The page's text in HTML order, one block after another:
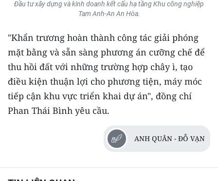
Đầu tư xây dựng và kinh doanh kết cấu hạ tầng Khu công nghiệp
Tam Anh-An An Hòa.
"Khẩn trương hoàn thành công tác giải phóng
mặt bằng và sẵn sàng phương án cưỡng chế để
thu hồi đất với những trường hợp chây ì, tạo
điều kiện thuận lợi cho phương tiện, máy móc
tiếp cận khu vực triển khai dự án", đồng chí
Phan Thái Bình yêu cầu.
ANH QUÂN - ĐỖ VẠN